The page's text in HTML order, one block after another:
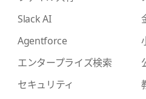
Slack AI
Agentforce
エンタープライズ検索
セキュリティ